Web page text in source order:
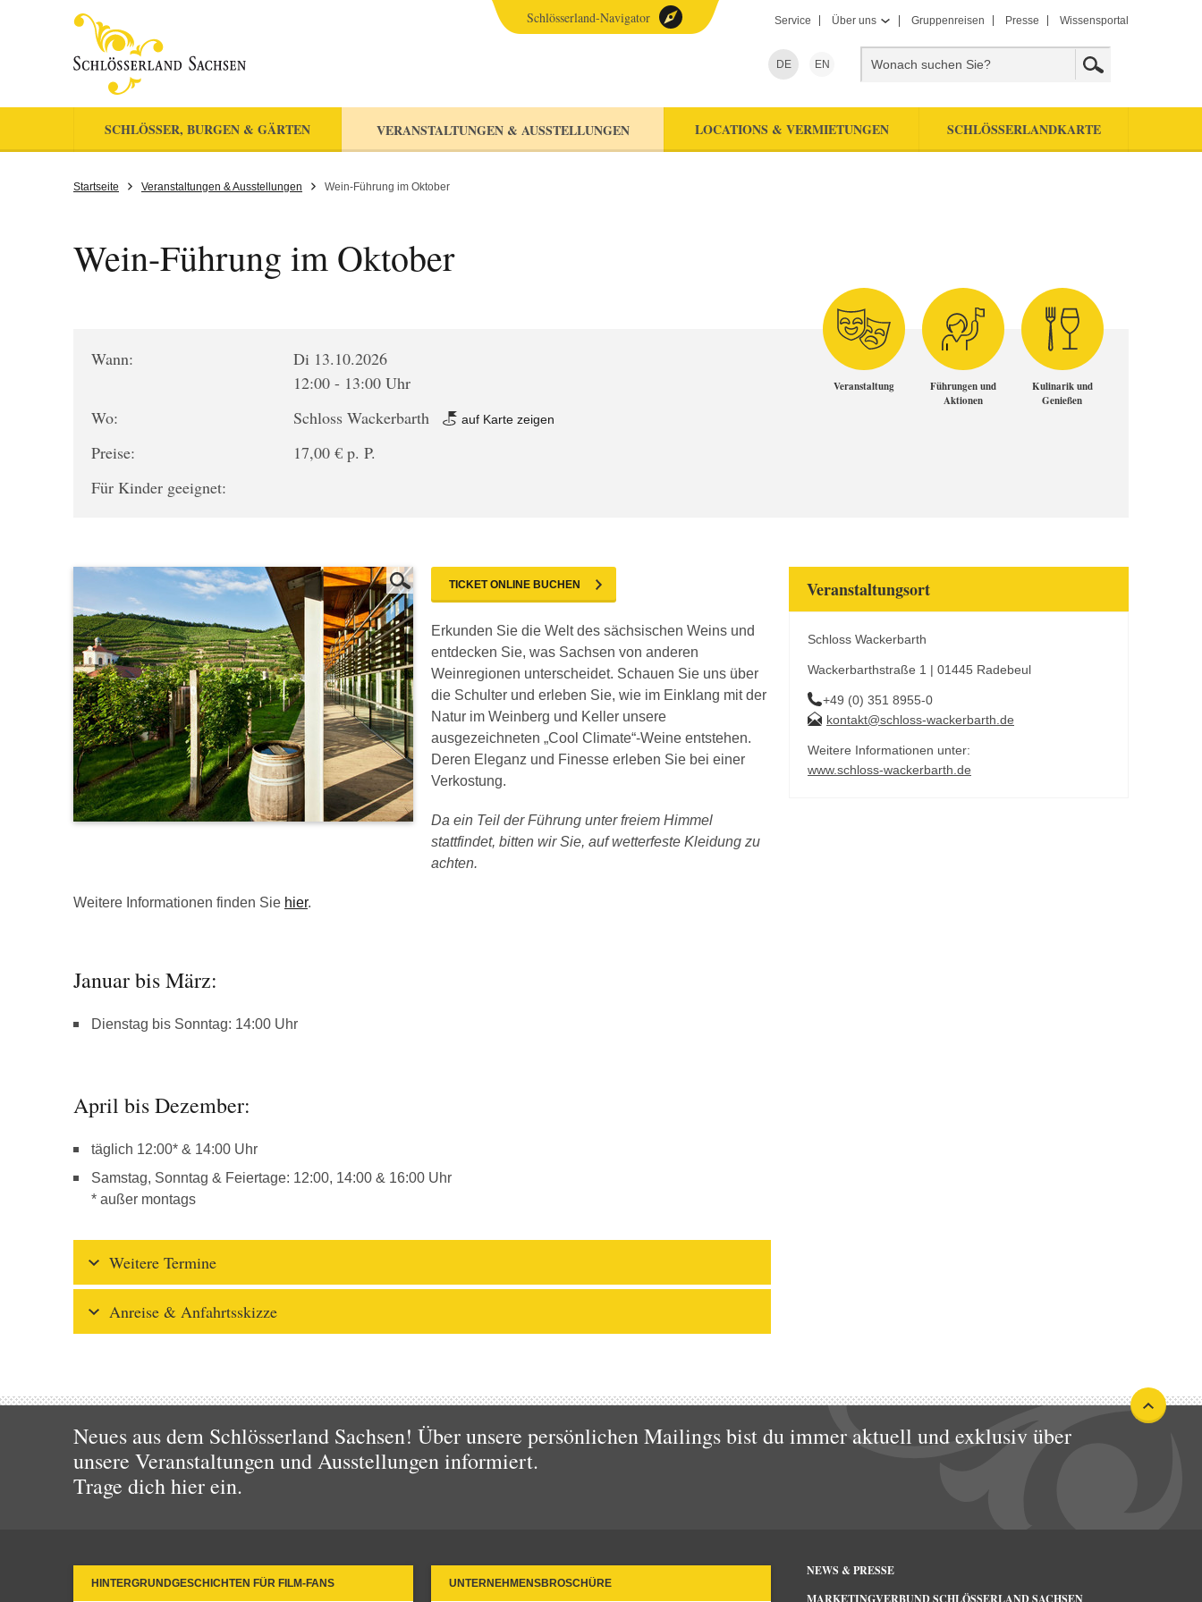
Service Über uns Gruppenreisen Presse Wissensportal
DE EN
SCHLÖSSER, BURGEN & GÄRTEN VERANSTALTUNGEN & AUSSTELLUNGEN LOCATIONS & VERMIETUNGEN SCHLÖSSERLANDKARTE
Schlösserland-Navigator
Startseite Veranstaltungen & Ausstellungen Wein-Führung im Oktober
Wein-Führung im Oktober
Wann:
Di 13.10.2026
12:00 - 13:00 Uhr
Wo:
Schloss Wackerbarth auf Karte zeigen
Preise:
17,00 € p. P.
Für Kinder geeignet:
Veranstaltung
Führungen und
Aktionen
Kulinarik und
Genießen
TICKET ONLINE BUCHEN
Erkunden Sie die Welt des sächsischen Weins und
entdecken Sie, was Sachsen von anderen
Weinregionen unterscheidet. Schauen Sie uns über
die Schulter und erleben Sie, wie im Einklang mit der
Natur im Weinberg und Keller unsere
ausgezeichneten „Cool Climate“-Weine entstehen.
Deren Eleganz und Finesse erleben Sie bei einer
Verkostung.
Da ein Teil der Führung unter freiem Himmel
stattfindet, bitten wir Sie, auf wetterfeste Kleidung zu
achten.
Weitere Informationen finden Sie hier.
Januar bis März:
Dienstag bis Sonntag: 14:00 Uhr
April bis Dezember:
täglich 12:00* & 14:00 Uhr
Samstag, Sonntag & Feiertage: 12:00, 14:00 & 16:00 Uhr
* außer montags
Weitere Termine
Anreise & Anfahrtsskizze
Veranstaltungsort
Schloss Wackerbarth
Wackerbarthstraße 1 | 01445 Radebeul
+49 (0) 351 8955-0
kontakt@schloss-wackerbarth.de
Weitere Informationen unter:
www.schloss-wackerbarth.de
Neues aus dem Schlösserland Sachsen! Über unsere persönlichen Mailings bist du immer aktuell und exklusiv über
unsere Veranstaltungen und Ausstellungen informiert.
Trage dich hier ein.
HINTERGRUNDGESCHICHTEN FÜR FILM-FANS UNTERNEHMENSBROSCHÜRE
NEWS & PRESSE
MARKETINGVERBUND SCHLÖSSERLAND SACHSEN